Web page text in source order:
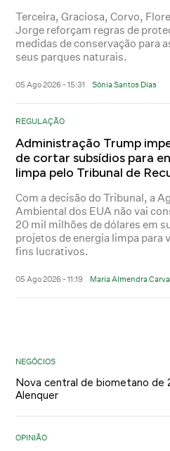
Terceira, Graciosa, Corvo,
Jorge reforçam regras de
medidas de conservação para
seus parques naturais.
05 Ago 2026 - 15:31 Sónia Santos Dias
REGULAÇÃO
Administração Trump
de cortar subsídios para
limpa pelo Tribunal de
Com a decisão do Tribunal, a
Ambiental dos EUA não vai
20 mil milhões de dólares em
projetos de energia limpa para
fins lucrativos.
05 Ago 2026 - 11:19 Maria Almendra
NEGÓCIOS
Nova central de biometano de
Alenquer
OPINIÃO